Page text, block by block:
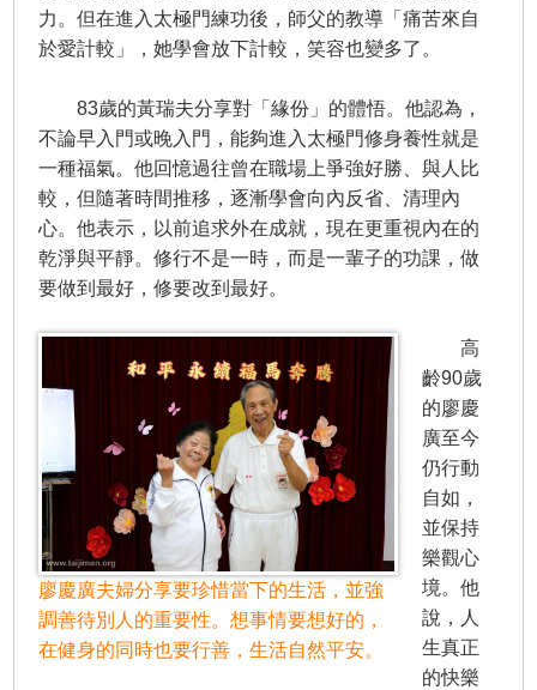
力。但在進入太極門練功後，師父的教導「痛苦來自
於愛計較」，她學會放下計較，笑容也變多了。
83歲的黃瑞夫分享對「緣份」的體悟。他認為，
不論早入門或晚入門，能夠進入太極門修身養性就是
一種福氣。他回憶過往曾在職場上爭強好勝、與人比
較，但隨著時間推移，逐漸學會向內反省、清理內
心。他表示，以前追求外在成就，現在更重視內在的
乾淨與平靜。修行不是一時，而是一輩子的功課，做
要做到最好，修要改到最好。
廖慶廣夫婦分享要珍惜當下的生活，並強
調善待別人的重要性。想事情要想好的，
在健身的同時也要行善，生活自然平安。
高
齡90歲
的廖慶
廣至今
仍行動
自如，
並保持
樂觀心
境。他
說，人
生真正
的快樂